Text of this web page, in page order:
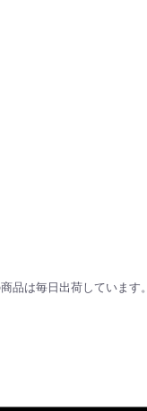
品は毎日出荷しています。